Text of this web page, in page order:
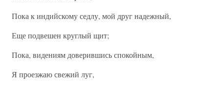
Пока к индийскому седлу, мой друг надежный,
Еще подвешен круглый щит;
Пока, видениям доверившись спокойным,
Я проезжаю свежий луг,